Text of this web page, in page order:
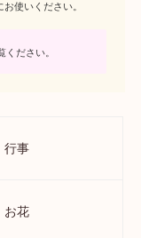
使いください。
ください。
行事
お花